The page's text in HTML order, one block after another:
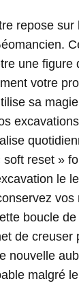
repose
une figure
votre
sa
soft reset »
le
vos
boucle
de creuser
nouvelle
malgré